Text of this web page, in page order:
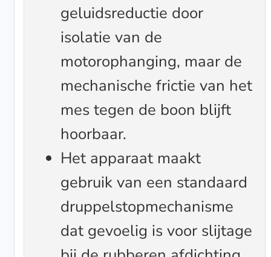
geluidsreductie door
isolatie van de
motorophanging, maar de
mechanische frictie van het
mes tegen de boon blijft
hoorbaar.
Het apparaat maakt
gebruik van een standaard
druppelstopmechanisme
dat gevoelig is voor slijtage